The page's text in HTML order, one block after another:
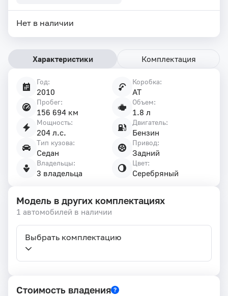
Нет в наличии
Характеристики Комплектация
Год:
2010
Коробка:
AT
Пробег:
156 694 км
Объем:
1.8 л
Мощность:
204 л.с.
Двигатель:
Бензин
Тип кузова:
Седан
Привод:
Задний
Владельцы:
3 владельца
Цвет:
Серебряный
Модель в других комплектациях
1 автомобилей в наличии
Выбрать комплектацию
Стоимость владения